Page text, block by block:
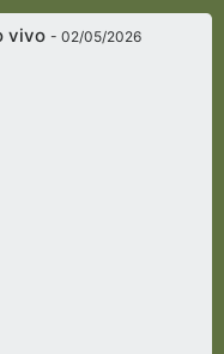
vivo- 02/05/2026